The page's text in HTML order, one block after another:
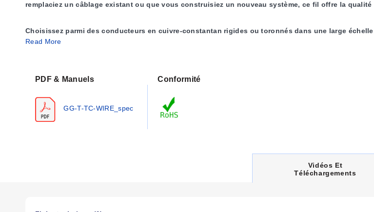
remplaciez un câblage existant ou que vous construisiez un nouveau système, ce fil offre la
Choisissez parmi des conducteurs en cuivre-constantan rigides ou toronnés dans une large échelle
Plusieurs options d'isolation sont disponibles pour répondre à vos exigences en matière de
répondre aux normes industrielles et bénéficiant de plusieurs décennies d'expertise, notre fil
techniciens du monde entier.
Jetez un œil !
Read More
PDF & Manuels
GG-T-TC-WIRE_spec
Conformité
C
U
Vidéos Et
Téléchargements